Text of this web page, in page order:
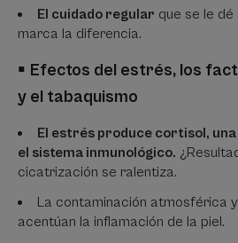
El cuidado regular que se le
marca la diferencia.
▪ Efectos del estrés, los
y el tabaquismo
El estrés produce cortisol,
el sistema inmunológico.
cicatrización se ralentiza.
La contaminación atmosférica
acentúan la inflamación de la piel.